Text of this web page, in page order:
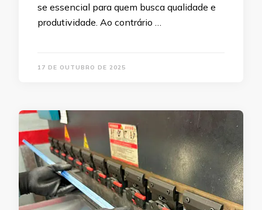
se essencial para quem busca qualidade e
produtividade. Ao contrário …
17 DE OUTUBRO DE 2025